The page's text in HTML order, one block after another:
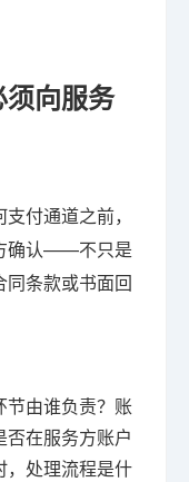
向服务
付通道之前，
确认——不只是
同条款或书面回
节由谁负责？账
在服务方账户
，处理流程是什